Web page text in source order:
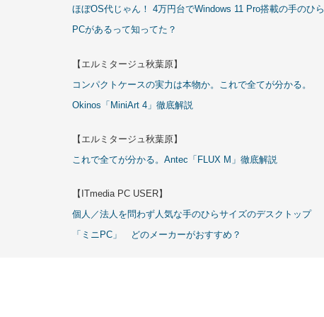
ほぼOS代じゃん！ 4万円台でWindows 11 Pro搭載の手のひら
PCがあるって知ってた？
【エルミタージュ秋葉原】
コンパクトケースの実力は本物か。これで全てが分かる。
Okinos「MiniArt 4」徹底解説
【エルミタージュ秋葉原】
これで全てが分かる。Antec「FLUX M」徹底解説
【ITmedia PC USER】
個人／法人を問わず人気な手のひらサイズのデスクトップ
「ミニPC」 どのメーカーがおすすめ？